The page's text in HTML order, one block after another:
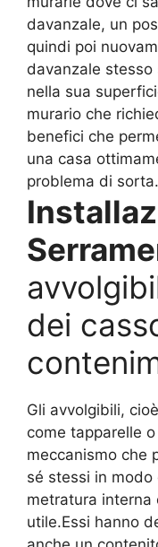
davanzale, un
quindi poi
davanzale
nella sua
murario che
benefici che
una casa
problema di sorta.
dei
Gli avvolgibili,
come tapparelle
meccanismo che
sé stessi in modo
metratura interna
utile.Essi hanno